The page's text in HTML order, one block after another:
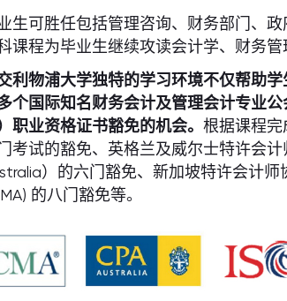
生可胜任包括管理咨询、财务部门、
课程为毕业生继续攻读会计学、财务
利物浦大学独特的学习环境不仅帮助
个国际知名财务会计及管理会计专业
职业资格证书豁免的机会。根据课程完
考试的豁免、英格兰及威尔士特许会
）的六门豁免、新加坡特许会计
的八门豁免等。